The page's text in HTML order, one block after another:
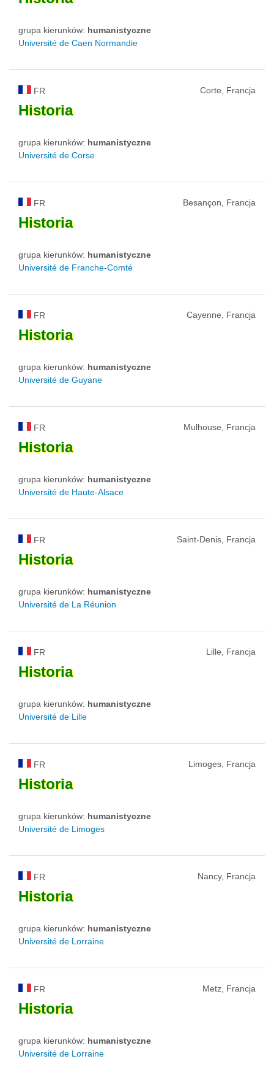
grupa kierunków: humanistyczne
Université de Caen Normandie
FR Corte, Francja
Historia
grupa kierunków: humanistyczne
Université de Corse
FR Besançon, Francja
Historia
grupa kierunków: humanistyczne
Université de Franche-Comté
FR Cayenne, Francja
Historia
grupa kierunków: humanistyczne
Université de Guyane
FR Mulhouse, Francja
Historia
grupa kierunków: humanistyczne
Université de Haute-Alsace
FR Saint-Denis, Francja
Historia
grupa kierunków: humanistyczne
Université de La Réunion
FR Lille, Francja
Historia
grupa kierunków: humanistyczne
Université de Lille
FR Limoges, Francja
Historia
grupa kierunków: humanistyczne
Université de Limoges
FR Nancy, Francja
Historia
grupa kierunków: humanistyczne
Université de Lorraine
FR Metz, Francja
Historia
grupa kierunków: humanistyczne
Université de Lorraine